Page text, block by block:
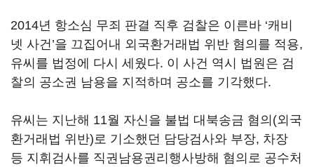
2014년 항소심 무죄 판결 직후 검찰은 이른바 ‘캐비
넷 사건’을 끄집어내 외국환거래법 위반 혐의를 적용,
유씨를 법정에 다시 세웠다. 이 사건 역시 법원은 검
찰의 공소권 남용을 지적하며 공소를 기각했다.
유씨는 지난해 11월 자신을 불법 대북송금 혐의(외국
환거래법 위반)로 기소했던 담당검사와 부장, 차장
등 지휘검사를 직권남용권리행사방해 혐의로 공수처